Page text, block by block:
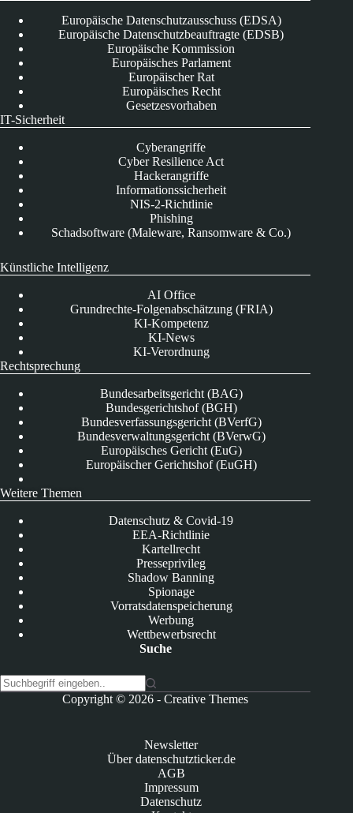
Europäische Datenschutzausschuss (EDSA)
Europäische Datenschutzbeauftragte (EDSB)
Europäische Kommission
Europäisches Parlament
Europäischer Rat
Europäisches Recht
Gesetzesvorhaben
IT-Sicherheit
Cyberangriffe
Cyber Resilience Act
Hackerangriffe
Informationssicherheit
NIS-2-Richtlinie
Phishing
Schadsoftware (Maleware, Ransomware & Co.)
Künstliche Intelligenz
AI Office
Grundrechte-Folgenabschätzung (FRIA)
KI-Kompetenz
KI-News
KI-Verordnung
Rechtsprechung
Bundesarbeitsgericht (BAG)
Bundesgerichtshof (BGH)
Bundesverfassungsgericht (BVerfG)
Bundesverwaltungsgericht (BVerwG)
Europäisches Gericht (EuG)
Europäischer Gerichtshof (EuGH)
Weitere Themen
Datenschutz & Covid-19
EEA-Richtlinie
Kartellrecht
Presseprivileg
Shadow Banning
Spionage
Vorratsdatenspeicherung
Werbung
Wettbewerbsrecht
Suche
Copyright © 2026 -Creative Themes
Newsletter
Über datenschutzticker.de
AGB
Impressum
Datenschutz